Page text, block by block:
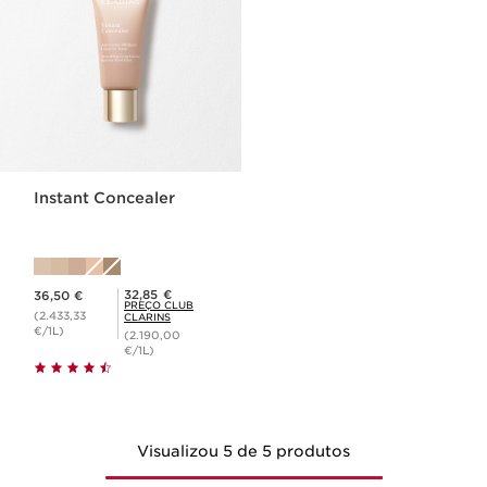
Instant Concealer
36,50 €
(2.433,33
€/1L)
Preço Club Clarins 32,85 €
32,85 €
PREÇO CLUB
CLARINS
(2.190,00
€/1L)
Visualizou 5 de 5 produtos